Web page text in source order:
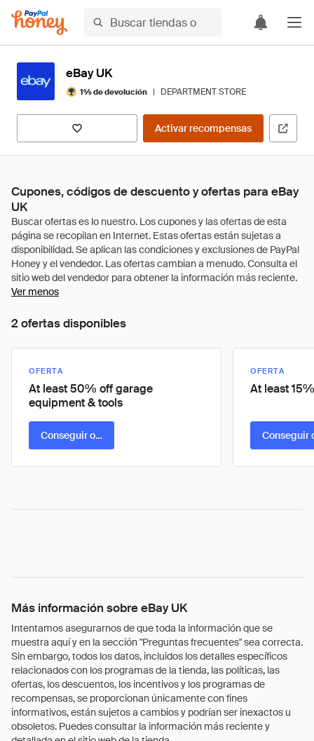
eBay UK
1% de devolución | DEPARTMENT STORE
Activar recompensas
Cupones, códigos de descuento y ofertas para eBay
UK
Ver menos
2 ofertas disponibles
OFERTA
At least 50% off garage
equipment & tools
Conseguir oferta
OFERTA
At least
Conseguir
Más información sobre eBay UK
Intentamos asegurarnos de que toda la información que se
muestra aquí y en la sección "Preguntas frecuentes" sea correcta.
Sin embargo, todos los datos, incluidos los detalles específicos
relacionados con los programas de la tienda, las políticas, las
ofertas, los descuentos, los incentivos y los programas de
recompensas, se proporcionan únicamente con fines
informativos, están sujetos a cambios y podrían ser inexactos u
obsoletos. Puedes consultar la información más reciente y